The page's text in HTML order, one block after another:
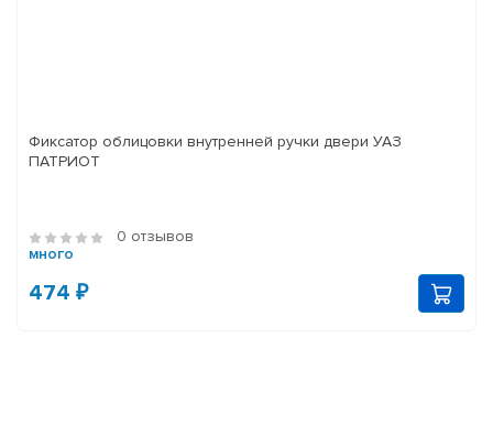
Фиксатор облицовки внутренней ручки двери УАЗ
ПАТРИОТ
0 отзывов
много
474 ₽